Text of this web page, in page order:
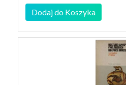
Dodaj do Koszyka